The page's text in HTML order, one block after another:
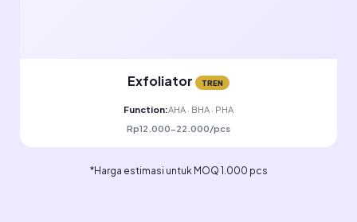
Exfoliator TREN
Function:AHA · BHA · PHA
Rp12.000-22.000/pcs
*Harga estimasi untuk MOQ 1.000 pcs